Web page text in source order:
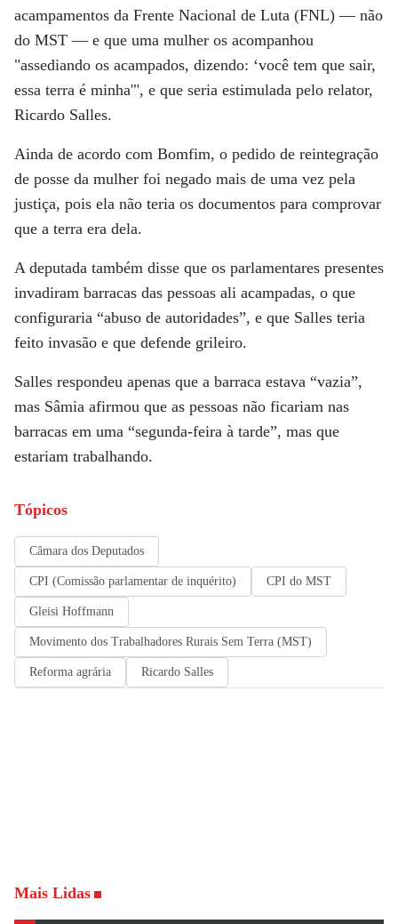
acampamentos da Frente Nacional de Luta (FNL) — não
do MST — e que uma mulher os acompanhou
"assediando os acampados, dizendo: ‘você tem que sair,
essa terra é minha'", e que seria estimulada pelo relator,
Ricardo Salles.
Ainda de acordo com Bomfim, o pedido de reintegração
de posse da mulher foi negado mais de uma vez pela
justiça, pois ela não teria os documentos para comprovar
que a terra era dela.
A deputada também disse que os parlamentares presentes
invadiram barracas das pessoas ali acampadas, o que
configuraria “abuso de autoridades”, e que Salles teria
feito invasão e que defende grileiro.
Salles respondeu apenas que a barraca estava “vazia”,
mas Sâmia afirmou que as pessoas não ficariam nas
barracas em uma “segunda-feira à tarde”, mas que
estariam trabalhando.
Tópicos
Câmara dos Deputados
CPI (Comissão parlamentar de inquérito) CPI do MST
Gleisi Hoffmann
Movimento dos Trabalhadores Rurais Sem Terra (MST)
Reforma agrária Ricardo Salles
Mais Lidas